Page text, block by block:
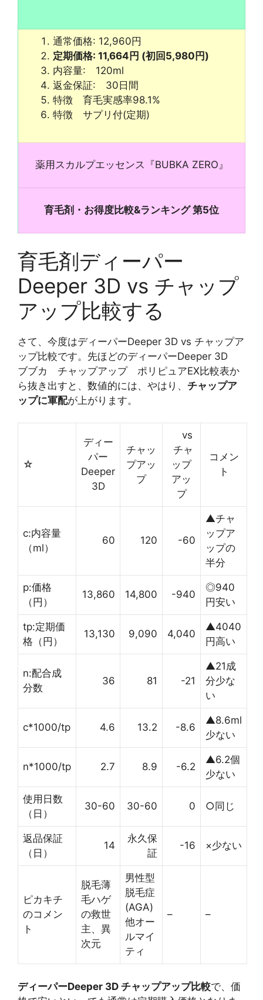
通常価格: 12,960円
定期価格: 11,664円 (初回5,980円)
内容量: 120ml
返金保証: 30日間
特徴 育毛実感率98.1%
特徴 サプリ付(定期)
薬用スカルプエッセンス『BUBKA ZERO』
育毛剤・お得度比較&ランキング 第5位
育毛剤ディーパー
Deeper 3D vs チャップ
アップ比較する
さて、今度はディーパーDeeper 3D vs チャップア
ップ比較です。先ほどのディーパーDeeper 3D
ブブカ チャップアップ ポリピュアEX比較表か
ら抜き出すと、数値的には、やはり、 チャップア
ップに軍配が上がります。
☆
ディー
パー
Deeper
3D
チャッ
プアッ
プ
vs
チャ
ップ
アッ
プ
コメン
ト
c:内容量
（ml）
60 120 -60
▲チャ
ップア
ップの
半分
p:価格
（円）
13,860 14,800 -940
◎940
円安い
tp:定期価
格（円）
13,130 9,090 4,040
▲4040
円高い
n:配合成
分数
36 81 -21
▲21成
分少な
い
c*1000/tp 4.6 13.2 -8.6
▲8.6ml
少ない
n*1000/tp 2.7 8.9 -6.2
▲6.2個
少ない
使用日数
（日）
30-60 30-60 0 ○同じ
返品保証
（日）
14
永久保
証
-16 ×少ない
ピカキチ
のコメン
ト
脱毛薄
毛ハゲ
の救世
主、異
次元
男性型
脱毛症
(AGA)
他オー
ルマイ
ティ
– –
ディーパーDeeper 3D チャップアップ比較で、価